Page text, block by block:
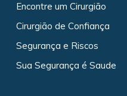
Encontre um Cirurgião
Cirurgião de Confiança
Segurança e Riscos
Sua Segurança é Saude